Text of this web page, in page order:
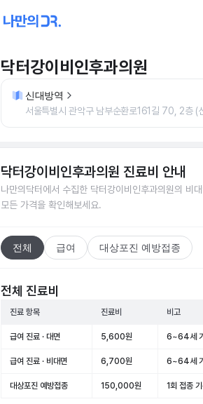
닥터강이비인후과의원
신대방역
서울특별시 관악구 남부순환로161길 70, 2층 (
닥터강이비인후과의원 진료비 안내
나만의닥터에서 수집한 닥터강이비인후과의원의 비
모든 가격을 확인해보세요.
전체 급여 대상포진 예방접종
전체 진료비
진료 항목 진료비 비고
급여 진료 · 대면 5,600원 6~64세
급여 진료 · 비대면 6,700원 6~64세
대상포진 예방접종 150,000원 1회 접종